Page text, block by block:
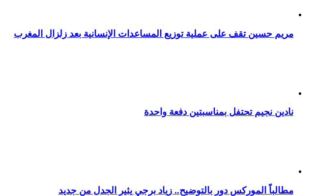
مريم حسين تقف على عملية توزيع المساعدات الإنسانية بعد زلزال المغرب
نادين نجيم تحتفل بمناسبتين دفعة واحدة
مطالباً الموركس دور بالتوضيح.. زياد برجي يثير الجدل من جديد